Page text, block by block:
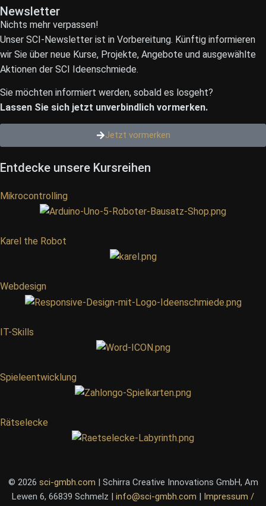
Newsletter
Nichts mehr verpassen!
Unser SCI-Newsletter ist in Vorbereitung. Künftig informieren
wir Sie über neue Kurse, Projekte, Angebote und ausgewählte
Aktionen der SCI Ideenschmiede.
Sie möchten informiert werden, sobald es losgeht?
Lassen Sie sich jetzt unverbindlich vormerken.
Jetzt vormerken
Entdecke unsere Kursreihen
Mikrocontrolling
Karel the Robot
Webdesign
IT-Skills
Spieleentwicklung
Rätselecke
© 2026 sci-gmbh.com | Schirra Creative Innovations GmbH, Am
Lewen 6, 66839 Schmelz | info@sci-gmbh.com
Impressum /